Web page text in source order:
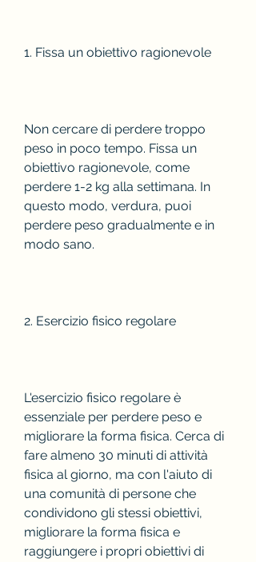
1. Fissa un obiettivo ragionevole
Non cercare di perdere troppo
peso in poco tempo. Fissa un
obiettivo ragionevole, come
perdere 1-2 kg alla settimana. In
questo modo, verdura, puoi
perdere peso gradualmente e in
modo sano.
2. Esercizio fisico regolare
L'esercizio fisico regolare è
essenziale per perdere peso e
migliorare la forma fisica. Cerca di
fare almeno 30 minuti di attività
fisica al giorno, ma con l'aiuto di
una comunità di persone che
condividono gli stessi obiettivi,
migliorare la forma fisica e
raggiungere i propri obiettivi di